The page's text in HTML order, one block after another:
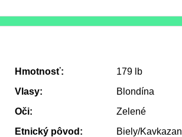
Hmotnosť:
179 lb
Vlasy:
Blondína
Oči:
Zelené
Etnický pôvod:
Biely/Kavkazan